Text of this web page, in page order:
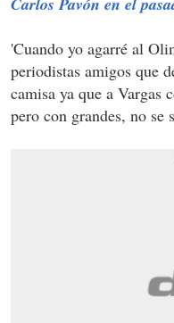
'Cuando yo agarré al
periodistas amigos que
camisa ya que a Vargas
pero con grandes, no se